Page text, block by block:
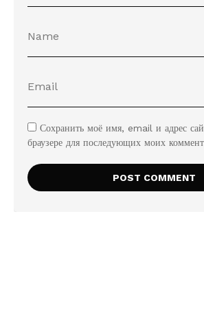
Сохранить моё имя, email и адрес
браузере для последующих моих